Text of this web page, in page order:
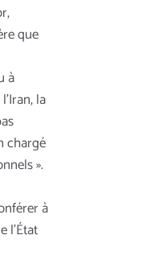
que
à
la
chargé
».
à
l’État